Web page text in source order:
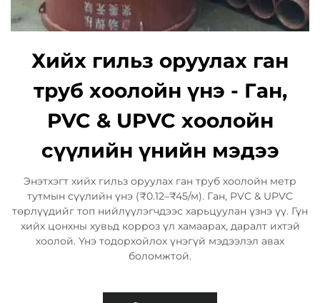
Хийх гильз оруулах ган
труб хоолойн үнэ - Ган,
PVC & UPVC хоолойн
сүүлийн үнийн мэдээ
Энэтхэгт хийх гильз оруулах ган труб хоолойн метр
тутмын сүүлийн үнэ (₹0.12–₹45/м). Ган, PVC & UPVC
төрлүүдийг топ нийлүүлэгчдээс харьцуулан үзнэ үү. Гүн
хийх цонхны хувьд корроз үл хамаарах, даралт ихтэй
хоолой. Үнэ тодорхойлох үнэгүй мэдээлэл авах
боломжтой.